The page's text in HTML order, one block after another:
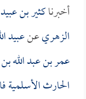
أخبرناكثير بن عبيد
الزهريعنعبيد
عمر بن عبد الله
الحارث الأسلمية